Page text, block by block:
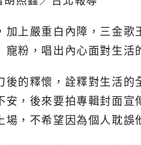
加上嚴重白內障，三金
寵粉，唱出內心面對生
後的釋懷，詮釋對生活
安，後來要拍專輯封面
場，不希望因為個人耽誤